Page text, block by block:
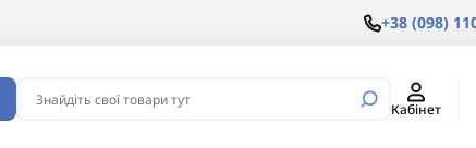
+38 (098)
Кабінет